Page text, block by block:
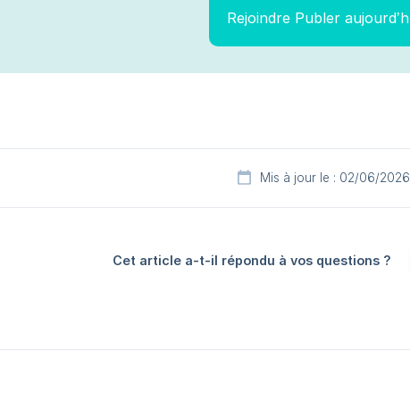
Rejoindre Publer
Mis à jour le : 02/06/2026
Cet article a-t-il répondu à vos questions ?